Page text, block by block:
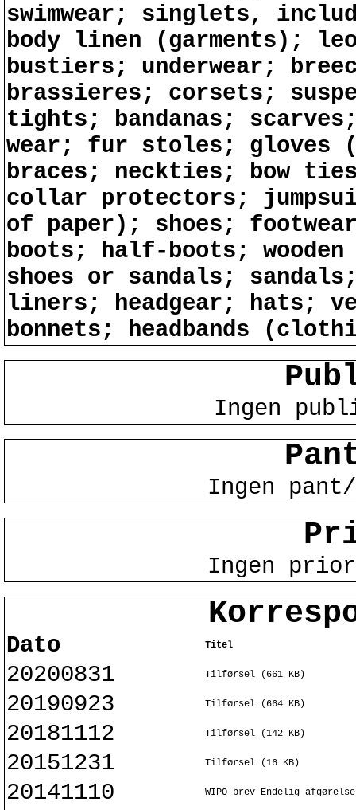
swimwear; singlets,
body linen (garments);
bustiers; underwear;
brassieres; corsets;
tights; bandanas;
wear; fur stoles;
braces; neckties; bow
collar protectors;
of paper); shoes;
boots; half-boots;
shoes or sandals;
liners; headgear; hats;
bonnets; headbands
Ingen
Ingen
Ingen
Dato Titel
20200831 Tilførsel (661 KB)
20190923 Tilførsel (664 KB)
20181112 Tilførsel (142 KB)
20151231 Tilførsel (16 KB)
20141110 WIPO brev Endelig